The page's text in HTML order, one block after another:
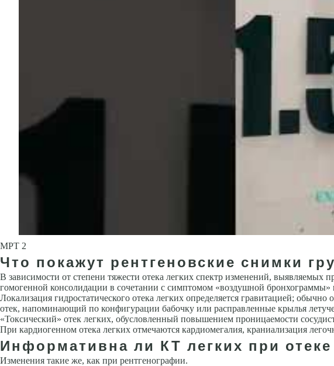
МРТ 2
Что покажут рентгеновские снимки
В зависимости от степени тяжести отека легких спектр изменений, выявляемых
гомогенной консолидации в сочетании с симптомом «воздушной бронхограммы»
Локализация ги­дростатического отека легких определяется гравитацией;
отек, напоминающий по конфигурации бабочку или расправленные крылья
«Токсический» отек легких, обусловленный повышением проницаемости
При кардиогенном отека легких отмечаются кардиомегалия, краниализация
Информативна ли КТ легких при отеке
Изменения такие же, как при рентгенографии.